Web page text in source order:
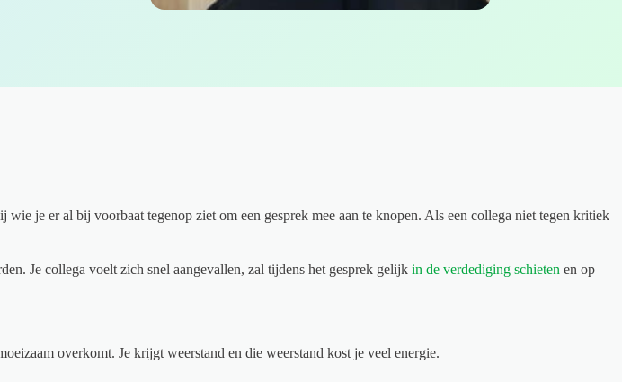
wie je er al bij voorbaat tegenop ziet om een gesprek mee aan te knopen. Als een collega niet tegen kritiek
Je collega voelt zich snel aangevallen, zal tijdens het gesprek gelijk in de verdediging schieten en op
overkomt. Je krijgt weerstand en die weerstand kost je veel energie.